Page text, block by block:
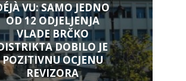
VU: SAMO JEDNO
OD 12 ODJELJENJA
VLADE BRČKO
DOBILO JE
POZITIVNU OCJENU
REVIZORA